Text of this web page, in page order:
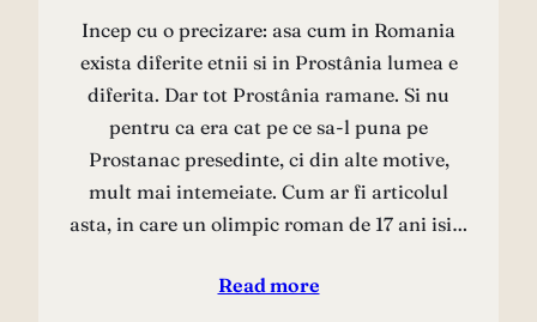
Incep cu o precizare: asa cum in Romania
exista diferite etnii si in Prostânia lumea e
diferita. Dar tot Prostânia ramane. Si nu
pentru ca era cat pe ce sa-l puna pe
Prostanac presedinte, ci din alte motive,
mult mai intemeiate. Cum ar fi articolul
asta, in care un olimpic roman de 17 ani isi…
Read more